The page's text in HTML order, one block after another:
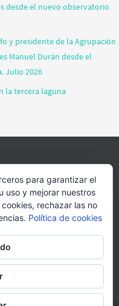
desde el nuevo observatorio
y presidente de la Agrupación
Manuel Durán desde el
Julio 2026
la tercera laguna
DONACIONES
WEBS Y MULTIMEDIA
para garantizar el
uso y mejorar nuestros
rechazar las no
Política de cookies